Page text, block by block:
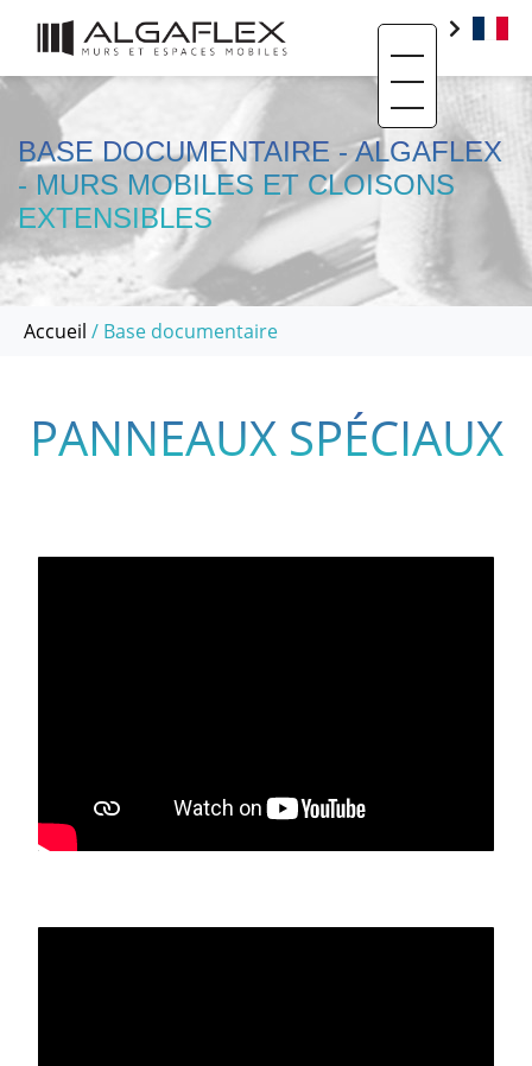
PRODUITS
BASE DOCUMENTAIRE
CONTACT
QUI SOMMES-NOUS ?
SAV ET RÉEMPLOI
ACTUALITÉS
Toggle
BASE DOCUMENTAIRE - ALGAFLEX
- MURS MOBILES ET CLOISONS
EXTENSIBLES
Accueil / Base documentaire
PANNEAUX SPÉCIAUX